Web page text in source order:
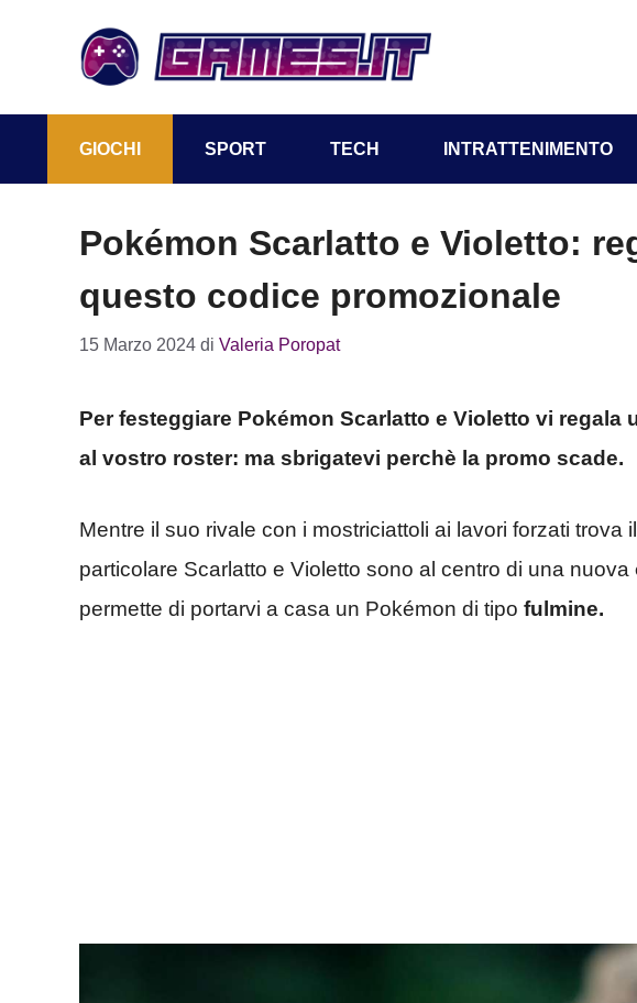
GIOCHI SPORT TECH INTRATTENIMENTO
Pokémon Scarlatto e Violetto:
questo codice promozionale
15 Marzo 2024 di Valeria Poropat
Per festeggiare Pokémon Scarlatto e Violetto vi regala
al vostro roster: ma sbrigatevi perchè la promo scade.
Mentre il suo rivale con i mostriciattoli ai lavori forzati trova
particolare Scarlatto e Violetto sono al centro di una nuova
permette di portarvi a casa un Pokémon di tipo fulmine.